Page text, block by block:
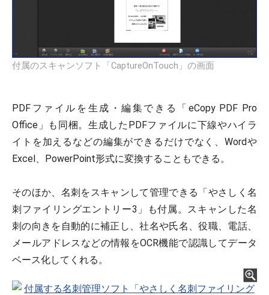
付属のスキャンソフト「CaptureOnTouch」の画面
PDFファイルを生成・編集できる「eCopy PDF Pro
Office」も同梱。生成したPDFファイルに下線やハイラ
イトを加えるなどの編集ができるだけでなく、Wordや
Excel、PowerPoint形式に変換することもできる。
そのほか、名刺をスキャンして管理できる「やさしく名
刺ファイリングエントリー3」も付属。スキャンした名
刺の向きを自動的に補正し、社名や氏名、役職、電話、
メールアドレスなどの情報をOCR機能で認識してデータ
ベース化してくれる。